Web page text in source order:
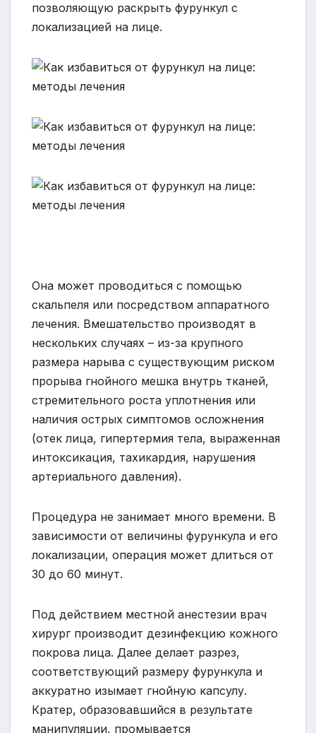
позволяющую раскрыть фурункул с
локализацией на лице.
Она может проводиться с помощью
скальпеля или посредством аппаратного
лечения. Вмешательство производят в
нескольких случаях – из-за крупного
размера нарыва с существующим риском
прорыва гнойного мешка внутрь тканей,
стремительного роста уплотнения или
наличия острых симптомов осложнения
(отек лица, гипертермия тела, выраженная
интоксикация, тахикардия, нарушения
артериального давления).
Процедура не занимает много времени. В
зависимости от величины фурункула и его
локализации, операция может длиться от
30 до 60 минут.
Под действием местной анестезии врач
хирург производит дезинфекцию кожного
покрова лица. Далее делает разрез,
соответствующий размеру фурункула и
аккуратно изымает гнойную капсулу.
Кратер, образовавшийся в результате
манипуляции, промывается